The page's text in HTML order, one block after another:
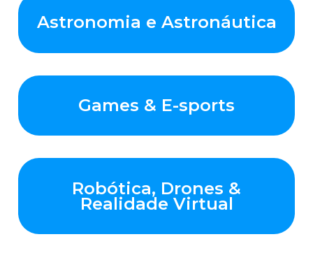
Astronomia e Astronáutica
Games & E-sports
Robótica, Drones &
Realidade Virtual